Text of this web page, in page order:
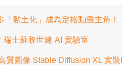
黏土化」成為定格動畫主角！
士蘇黎世建 AI 實驗室
質圖像 Stable Diffusion XL 實